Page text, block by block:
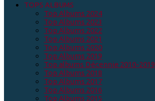
TOPS ALBUMS
Top Albums 2024
Top Albums 2023
Top Albums 2022
Top Albums 2021
Top Albums 2020
Top Albums 2019
Top albums Décennie 2010-2019
Top Albums 2018
Top Albums 2017
Top Albums 2016
Top Albums 2015